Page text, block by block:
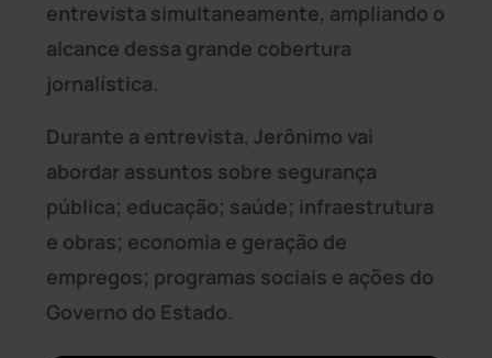
entrevista simultaneamente, ampliando o
alcance dessa grande cobertura
jornalística.
Durante a entrevista, Jerônimo vai
abordar assuntos sobre segurança
pública; educação; saúde; infraestrutura
e obras; economia e geração de
empregos; programas sociais e ações do
Governo do Estado.